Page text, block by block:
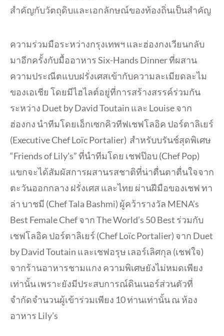
สำคัญกับวัตถุดิบและเอกลักษณ์ของท้องถิ่นเป็นสำคัญ
ความร่วมมือระหว่างกรุงเทพฯ และฮ่องกงเวียนกลับ
มาอีกครั้งกับมื้ออาหาร Six-Hands Dinner ที่ผสาน
ความประณีตแบบฝรั่งเศสเข้ากับความละเมียดละไม
ของเอเชีย โดยมีไฮไลต์อยู่ที่การสร้างสรรค์ร่วมกัน
ระหว่าง Duet by David Toutain และ Louise จาก
ฮ่องกง นำทีมโดยเอ็กเซกคิวทีฟเชฟโลอิค ปอร์ตาลิเยร์
(Executive Chef Loïc Portalier) สำหรับบรันช์สุดพิเศษ
“Friends of Lily’s” ที่นำทีมโดย เชฟป๊อบ (Chef Pop)
แขกจะได้สัมผัสการผสานรสชาติที่น่าตื่นตาตื่นใจจาก
ตะวันออกกลาง ฝรั่งเศส และไทย ผ่านฝีมือของเชฟ ทา
ล่า บาชมี (Chef Tala Bashmi) ผู้คว้ารางวัล MENA’s
Best Female Chef จาก The World’s 50 Best ร่วมกับ
เชฟโลอิค ปอร์ตาลิเยร์ (Chef Loïc Portalier) จาก Duet
by David Toutain และเชฟอรุษ เลอร์เลิศกุล (เชฟใจ)
จากร้านอาหารชามแกง ความพิเศษยังไม่หมดเพียง
เท่านั้น เพราะยังมีประสบการณ์ดินเนอร์ส่วนตัวที่
จำกัดจำนวนผู้เข้าร่วมเพียง 10 ท่านเท่านั้น ณ ห้อง
อาหาร Lily’s